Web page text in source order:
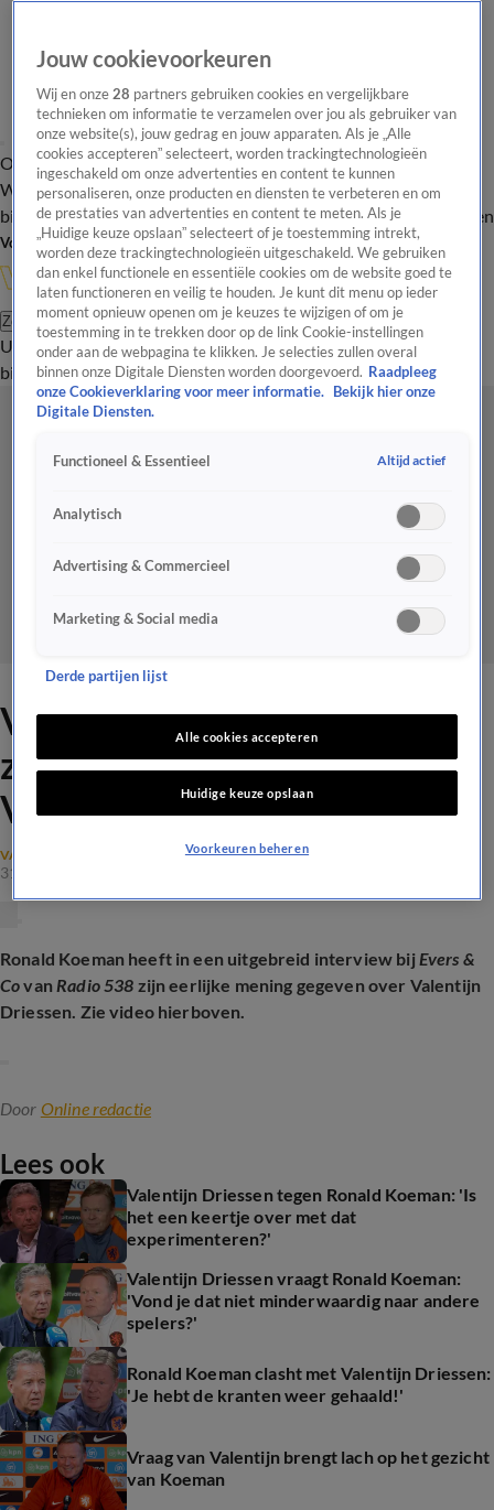
Overzicht Onze programma's Uitzendingen Onze gezichten
In de
WandelgangenInterviewsUitzending
bijwonenPodcastShopVeelgestelde vragenKijkersvraag insturen
Volg Vandaag Inside
Zoeken
UitzendingenVandaag InsideDe OranjezomerShopUitzending
bijwonen
Video: Ronald Koeman geeft
zijn eerlijke mening over
Valentijn Driessen
VANDAAG INSIDE NIEUWS
31 mei 2026, 20:30
Ronald Koeman heeft in een uitgebreid interview bijEvers &
Covan Radio 538 zijn eerlijke mening gegeven over Valentijn
Driessen. Zie video hierboven.
Door Online redactie
Lees ook
Valentijn Driessen tegen Ronald Koeman: 'Is
het een keertje over met dat
experimenteren?'
Valentijn Driessen vraagt Ronald Koeman:
'Vond je dat niet minderwaardig naar andere
spelers?'
Ronald Koeman clasht met Valentijn Driessen:
'Je hebt de kranten weer gehaald!'
Vraag van Valentijn brengt lach op het gezicht
van Koeman
Jouw cookievoorkeuren
Wij en onze28 partners gebruiken cookies en vergelijkbare
technieken om informatie te verzamelen over jou als gebruiker van
onze website(s), jouw gedrag en jouw apparaten. Als je „Alle
cookies accepteren” selecteert, worden trackingtechnologieën
ingeschakeld om onze advertenties en content te kunnen
personaliseren, onze producten en diensten te verbeteren en om
de prestaties van advertenties en content te meten. Als je
„Huidige keuze opslaan” selecteert of je toestemming intrekt,
worden deze trackingtechnologieën uitgeschakeld. We gebruiken
dan enkel functionele en essentiële cookies om de website goed te
laten functioneren en veilig te houden. Je kunt dit menu op ieder
moment opnieuw openen om je keuzes te wijzigen of om je
toestemming in te trekken door op de link Cookie-instellingen
onder aan de webpagina te klikken. Je selecties zullen overal
binnen onze Digitale Diensten worden doorgevoerd. Raadpleeg
onze Cookieverklaring voor meer informatie.
Bekijk hier onze
Digitale Diensten.
Functioneel & Essentieel Altijd actief
Analytisch
Advertising & Commercieel
Marketing & Social media
Derde partijen lijst
Alle cookies accepteren
Huidige keuze opslaan
Voorkeuren beheren